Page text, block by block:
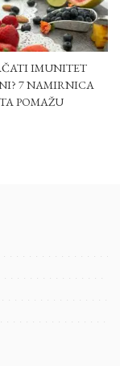
IMUNITET
7 NAMIRNICA
POMAŽU